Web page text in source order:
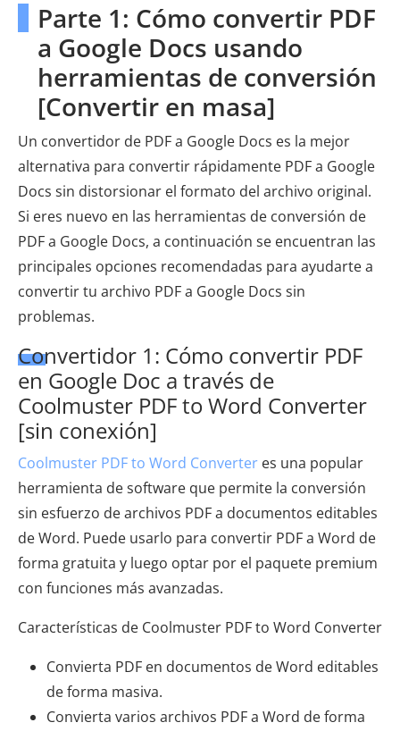
Parte 1: Cómo convertir PDF
a Google Docs usando
herramientas de conversión
[Convertir en masa]
Un convertidor de PDF a Google Docs es la mejor
alternativa para convertir rápidamente PDF a Google
Docs sin distorsionar el formato del archivo original.
Si eres nuevo en las herramientas de conversión de
PDF a Google Docs, a continuación se encuentran las
principales opciones recomendadas para ayudarte a
convertir tu archivo PDF a Google Docs sin
problemas.
Convertidor 1: Cómo convertir PDF
en Google Doc a través de
Coolmuster PDF to Word Converter
[sin conexión]
Coolmuster PDF to Word Converter es una popular
herramienta de software que permite la conversión
sin esfuerzo de archivos PDF a documentos editables
de Word. Puede usarlo para convertir PDF a Word de
forma gratuita y luego optar por el paquete premium
con funciones más avanzadas.
Características de Coolmuster PDF to Word Converter
Convierta PDF en documentos de Word editables
de forma masiva.
Convierta varios archivos PDF a Word de forma